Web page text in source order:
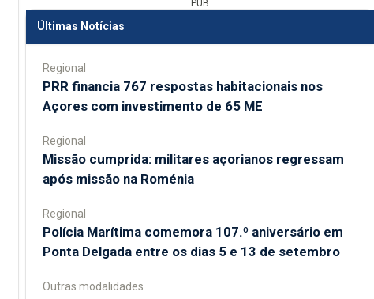
PUB
Últimas Notícias
Regional
PRR financia 767 respostas habitacionais nos
Açores com investimento de 65 ME
Regional
Missão cumprida: militares açorianos regressam
após missão na Roménia
Regional
Polícia Marítima comemora 107.º aniversário em
Ponta Delgada entre os dias 5 e 13 de setembro
Outras modalidades